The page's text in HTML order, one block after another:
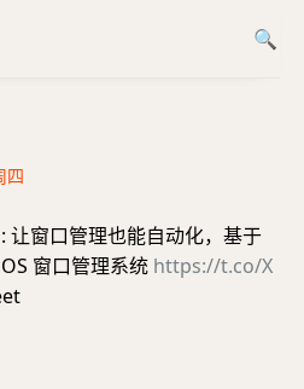
四
: 让窗口管理也能自动化，基于
窗口管理系统 https://t.co/X